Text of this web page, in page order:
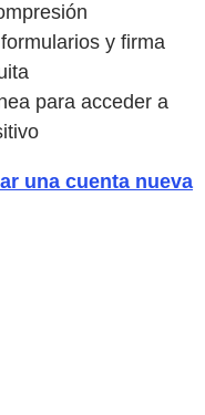
y firma
para acceder a
una cuenta nueva